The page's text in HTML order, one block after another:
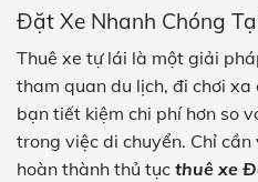
Đặt Xe Nhanh Chóng
Thuê xe tự lái là một giải
tham quan du lịch, đi chơi
bạn tiết kiệm chi phí hơn so
trong việc di chuyển. Chỉ
hoàn thành thủ tục thuê xe